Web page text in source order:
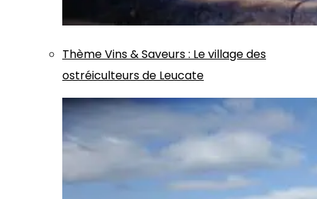
ThèmeVins & Saveurs: Le village des
ostréiculteurs de Leucate